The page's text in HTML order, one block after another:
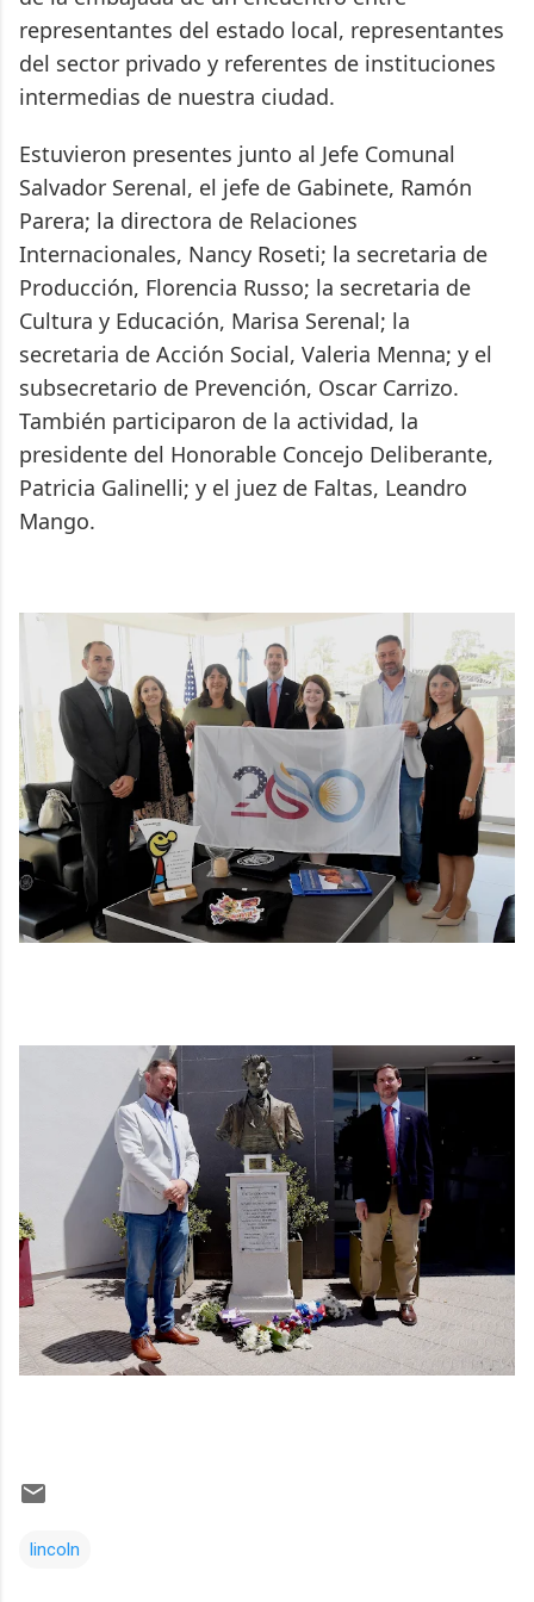
representantes del estado local, representantes
del sector privado y referentes de instituciones
intermedias de nuestra ciudad.
Estuvieron presentes junto al Jefe Comunal
Salvador Serenal, el jefe de Gabinete, Ramón
Parera; la directora de Relaciones
Internacionales, Nancy Roseti; la secretaria de
Producción, Florencia Russo; la secretaria de
Cultura y Educación, Marisa Serenal; la
secretaria de Acción Social, Valeria Menna; y el
subsecretario de Prevención, Oscar Carrizo.
También participaron de la actividad, la
presidente del Honorable Concejo Deliberante,
Patricia Galinelli; y el juez de Faltas, Leandro
Mango.
lincoln